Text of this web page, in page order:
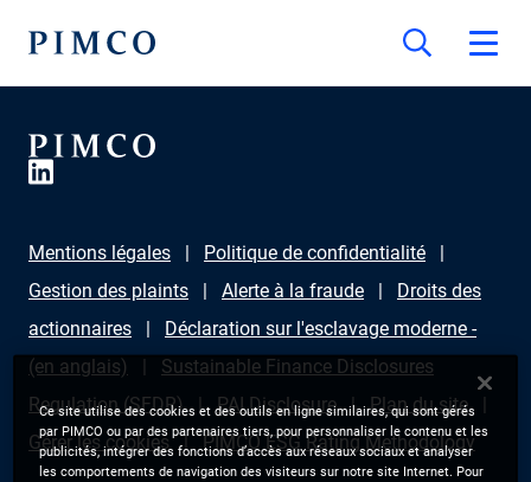
Mentions légales
Politique de confidentialité
Gestion des plaints
Alerte à la fraude
Droits des
actionnaires
Déclaration sur l'esclavage moderne -
(en anglais)
Sustainable Finance Disclosures
Regulation (SFDR)
PAI Disclosure
Plan du site
Gérer les cookies
PIMCO ESG Rating Methodology
Ce site utilise des cookies et des outils en ligne similaires, qui sont gérés
par PIMCO ou par des partenaires tiers, pour personnaliser le contenu et les
publicités, intégrer des fonctions d’accès aux réseaux sociaux et analyser
les comportements de navigation des visiteurs sur notre site Internet. Pour